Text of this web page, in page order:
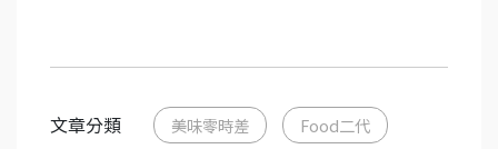
文章分類 美味零時差 Food二代